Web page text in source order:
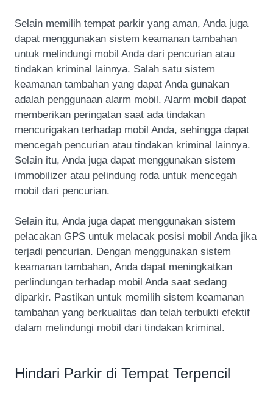
Selain memilih tempat parkir yang aman, Anda juga
dapat menggunakan sistem keamanan tambahan
untuk melindungi mobil Anda dari pencurian atau
tindakan kriminal lainnya. Salah satu sistem
keamanan tambahan yang dapat Anda gunakan
adalah penggunaan alarm mobil. Alarm mobil dapat
memberikan peringatan saat ada tindakan
mencurigakan terhadap mobil Anda, sehingga dapat
mencegah pencurian atau tindakan kriminal lainnya.
Selain itu, Anda juga dapat menggunakan sistem
immobilizer atau pelindung roda untuk mencegah
mobil dari pencurian.
Selain itu, Anda juga dapat menggunakan sistem
pelacakan GPS untuk melacak posisi mobil Anda jika
terjadi pencurian. Dengan menggunakan sistem
keamanan tambahan, Anda dapat meningkatkan
perlindungan terhadap mobil Anda saat sedang
diparkir. Pastikan untuk memilih sistem keamanan
tambahan yang berkualitas dan telah terbukti efektif
dalam melindungi mobil dari tindakan kriminal.
Hindari Parkir di Tempat Terpencil